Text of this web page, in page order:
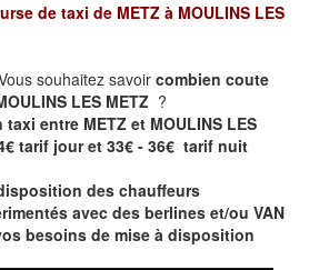
de taxi de METZ à MOULINS LES
souhaitez savoir combien coute
LES METZ ?
entre METZ et MOULINS LES
tarif jour et 33€ - 36€ tarif nuit
des chauffeurs
avec des berlines et/ou VAN
besoins de mise à disposition